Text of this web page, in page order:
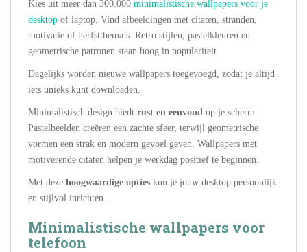
Kies uit meer dan 300.000 minimalistische wallpapers voor je
desktop of laptop. Vind afbeeldingen met citaten, stranden,
motivatie of herfstthema’s. Retro stijlen, pastelkleuren en
geometrische patronen staan hoog in populariteit.
Dagelijks worden nieuwe wallpapers toegevoegd, zodat je altijd
iets unieks kunt downloaden.
Minimalistisch design biedt rust en eenvoud op je scherm.
Pastelbeelden creëren een zachte sfeer, terwijl geometrische
vormen een strak en modern gevoel geven. Wallpapers met
motiverende citaten helpen je werkdag positief te beginnen.
Met deze hoogwaardige opties kun je jouw desktop persoonlijk
en stijlvol inrichten.
Minimalistische wallpapers voor
telefoon